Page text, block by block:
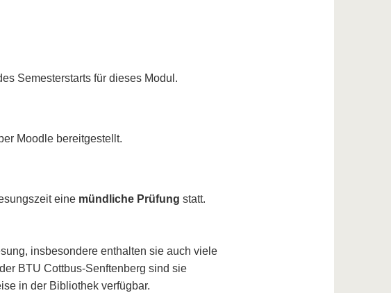
Semesterstarts für dieses Modul.
Moodle bereitgestellt.
eine mündliche Prüfung statt.
insbesondere enthalten sie auch viele
BTU Cottbus-Senftenberg sind sie
in der Bibliothek verfügbar.